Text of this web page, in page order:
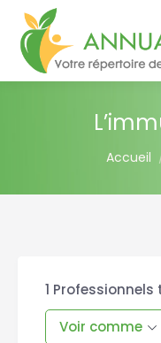
You are
Accueil
1 Professionnels
Voir comme